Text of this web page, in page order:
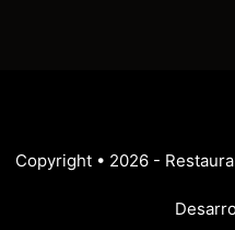
Copyright • 2026 -